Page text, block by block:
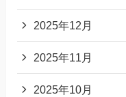
2025年12月
2025年11月
2025年10月